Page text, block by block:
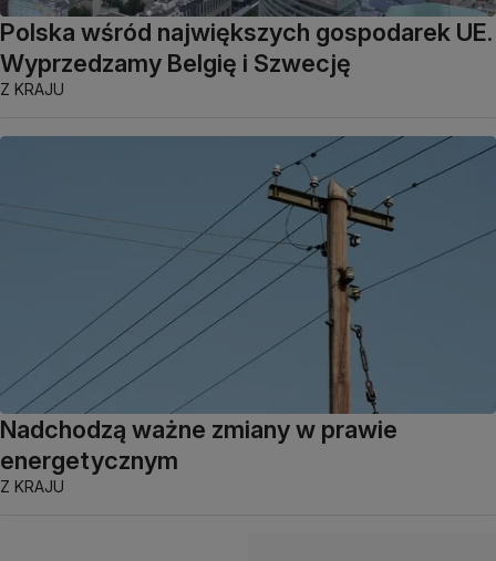
Polska wśród największych gospodarek UE.
Wyprzedzamy Belgię i Szwecję
Z KRAJU
Nadchodzą ważne zmiany w prawie
energetycznym
Z KRAJU